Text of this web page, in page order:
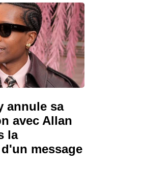
annule sa
avec Allan
la
message